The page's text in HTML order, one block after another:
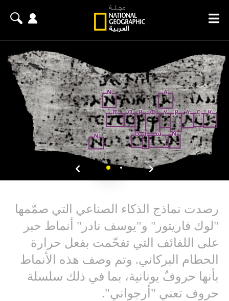
رصدت نماذج الذكاء الصناعي التي صمّمها
"لوك فاريتور" و"يوسف نادر" أنماط حبر
على اللفائف التي تفحّمت بفعل حرارة
الحطام البركاني. وتم وصف هذه الأنماط
بأنها حروفٌ يونانية، بما في ذلك سلسلة
حروف تعني "أرجواني".